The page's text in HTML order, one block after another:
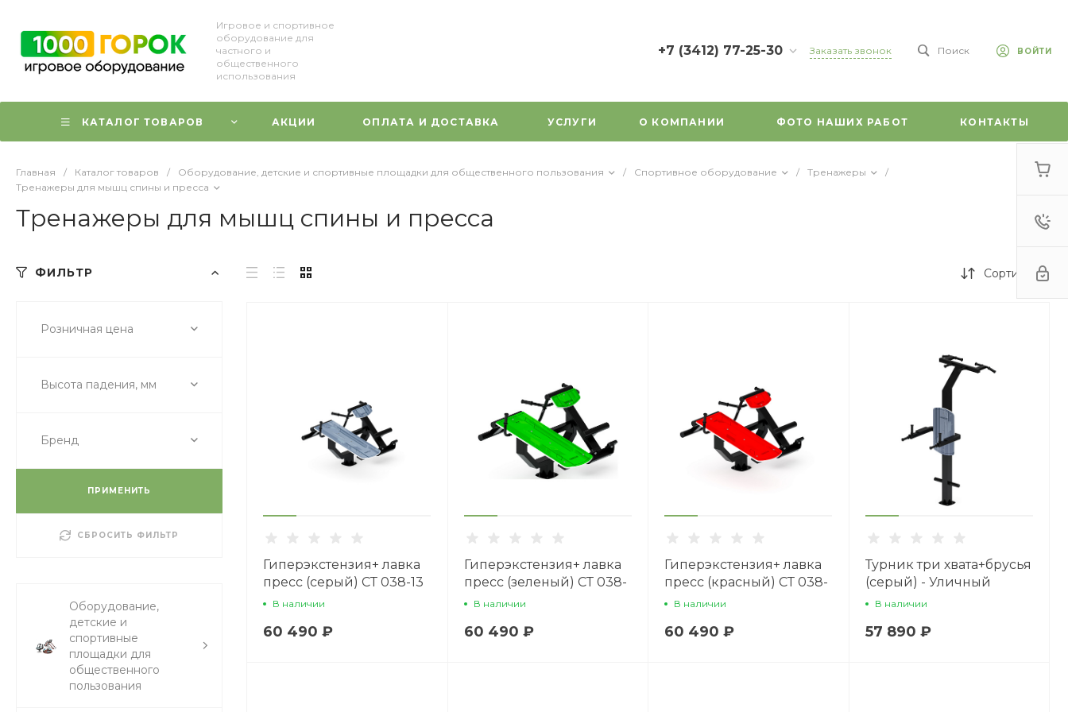
Игровое и спортивное
оборудование для
частного и
общественного
использования
+7 (3412) 77-25-30
г. Ижевск, ул.
Орджоникидзе, д. 45
1000gorok@mail.ru
Заказать звонок Поиск ВОЙТИ
КАТАЛОГ ТОВАРОВ АКЦИИ ОПЛАТА И ДОСТАВКА УСЛУГИ О КОМПАНИИ ФОТО НАШИХ РАБОТ КОНТАКТЫ
Главная / Каталог товаров / Оборудование, детские и спортивные площадки для общественного пользования / Спортивное оборудование / Тренажеры
/
Тренажеры для мышц спины и пресса
Тренажеры для мышц спины и пресса
ФИЛЬТР
Розничная цена
Высота падения, мм
Бренд
ПРИМЕНИТЬ
СБРОСИТЬ ФИЛЬТР
Оборудование,
детские и
спортивные
площадки для
общественного
пользования
Сортировка
Гиперэкстензия+ лавка
пресс (серый) СТ 038-13
В наличии
60 490 ₽
Гиперэкстензия+ лавка
пресс (зеленый) СТ 038-
12В наличии
60 490 ₽
Гиперэкстензия+ лавка
пресс (красный) СТ 038-
11 В наличии
60 490 ₽
Турник три хвата+брусья
(серый) - Уличный
тренажер - СТ 012-13
В наличии
57 890 ₽